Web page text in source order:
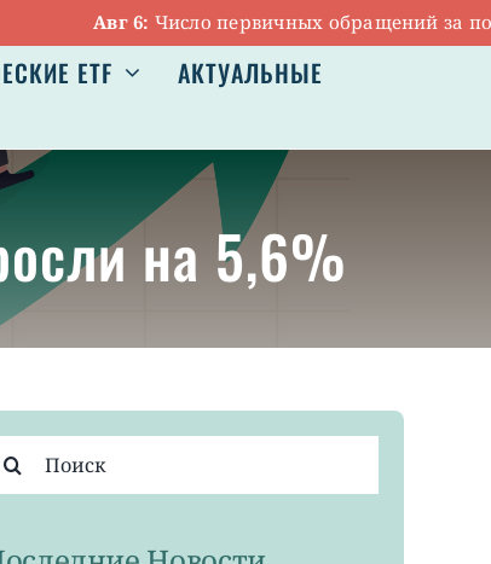
Авг 6:Число первичных обращений за
ETF
АКТУАЛЬНЫЕ
на 5,6%